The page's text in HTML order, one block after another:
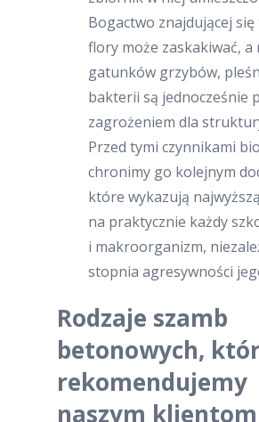
Bogactwo znajdującej
flory może zaskakiwać, a
gatunków grzybów,
bakterii są jednocześnie
zagrożeniem dla
Przed tymi czynnikami
chronimy go kolejnym
które wykazują
na praktycznie każdy
i makroorganizm,
stopnia agresywności
Rodzaje szamb
betonowych,
rekomendujemy
naszym